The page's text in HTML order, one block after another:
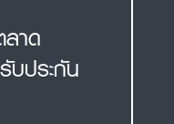
าด
บประกัน